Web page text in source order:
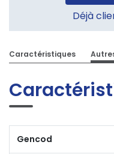
Déjà
Caractéristiques
Gencod